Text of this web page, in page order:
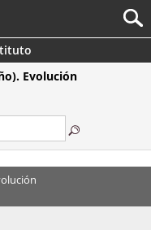
Evolución